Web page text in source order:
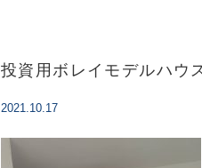
投資用ボレイモデルハウ
2021.10.17